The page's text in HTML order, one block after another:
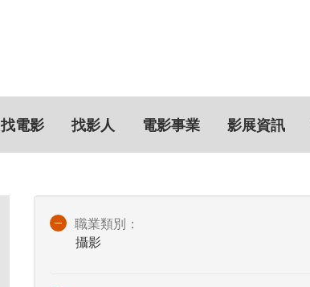
找電影 找影人 電影事業 影展資訊
職業類別：
攝影